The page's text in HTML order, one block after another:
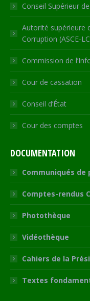
Conseil Supérieur
Autorité supérieure
Corruption (ASCE-
Commission de
Cour de cassation
Conseil d’État
Cour des comptes
DOCUMENTATION
Communiqués de
Comptes-rendus
Photothèque
Vidéothèque
Cahiers de la
Textes